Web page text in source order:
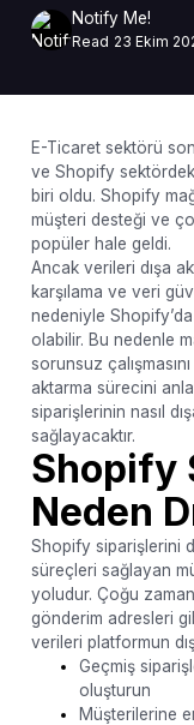
Notify Me!
Read 23 Ekim
E-Ticaret sektörü
ve Shopify
biri oldu. Shopify
müşteri desteği ve
popüler hale geldi.
Ancak verileri dışa
karşılama ve veri
nedeniyle
olabilir. Bu nedenle
sorunsuz
aktarma sürecini
siparişlerinin nasıl
sağlayacaktır.
Shopify
Neden
Shopify siparişlerini
süreçleri sağlayan
yoludur. Çoğu
gönderim adresleri
verileri platformun
Geçmiş
oluşturun
Müşterilerine